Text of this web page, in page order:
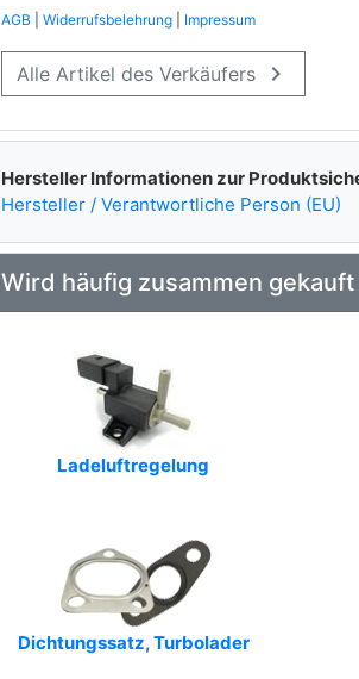
AGB Widerrufsbelehrung Impressum
Alle Artikel des Verkäufers keyboard_arrow_right
Hersteller Informationen zur
Hersteller / Verantwortliche Person (EU)
Wird häufig zusammen gekauft
Ladeluftregelung
Dichtungssatz, Turbolader